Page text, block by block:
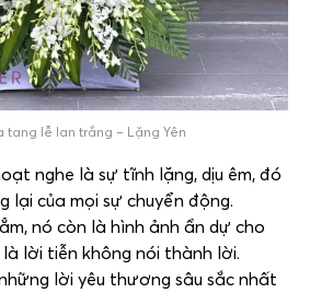
tang lễ lan trắng – Lặng Yên
nghe là sự tĩnh lặng, dịu êm, đó
lại của mọi sự chuyển động.
nó còn là hình ảnh ẩn dự cho
lời tiễn không nói thành lời.
lời yêu thương sâu sắc nhất